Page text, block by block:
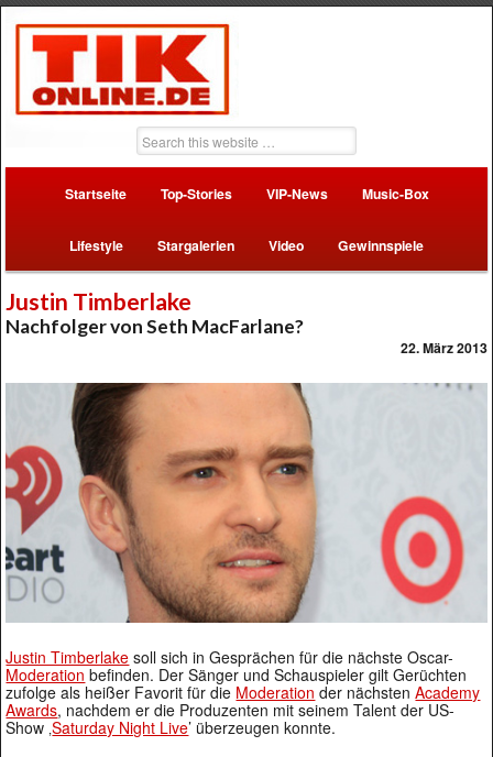
Startseite Top-Stories VIP-News Music-Box
Lifestyle Stargalerien Video Gewinnspiele
Justin Timberlake
Nachfolger von Seth MacFarlane?
22. März 2013
Justin Timberlake soll sich in Gesprächen für die nächste Oscar-
Moderation befinden. Der Sänger und Schauspieler gilt Gerüchten
zufolge als heißer Favorit für die Moderation der nächstenAcademy
Awards, nachdem er die Produzenten mit seinem Talent der US-
Show ‚Saturday Night Live’ überzeugen konnte.